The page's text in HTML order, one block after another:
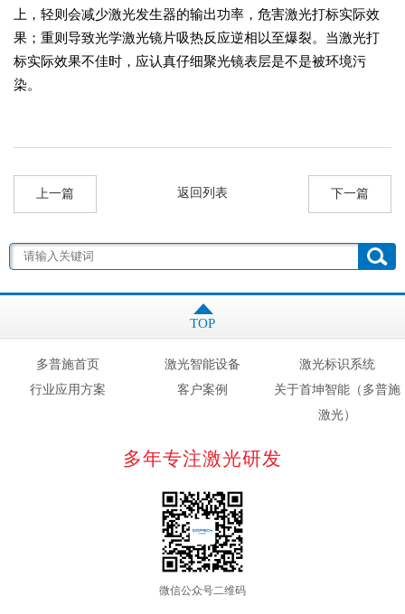
上，轻则会减少激光发生器的输出功率，危害激光打标实际效
果；重则导致光学激光镜片吸热反应逆相以至爆裂。当激光打
标实际效果不佳时，应认真仔细聚光镜表层是不是被环境污
染。
上一篇 返回列表 下一篇
TOP
多普施首页 激光智能设备
激光标识系统
行业应用方案
客户案例
关于首坤智能（多普施
激光）
多年专注激光研发
微信公众号二维码